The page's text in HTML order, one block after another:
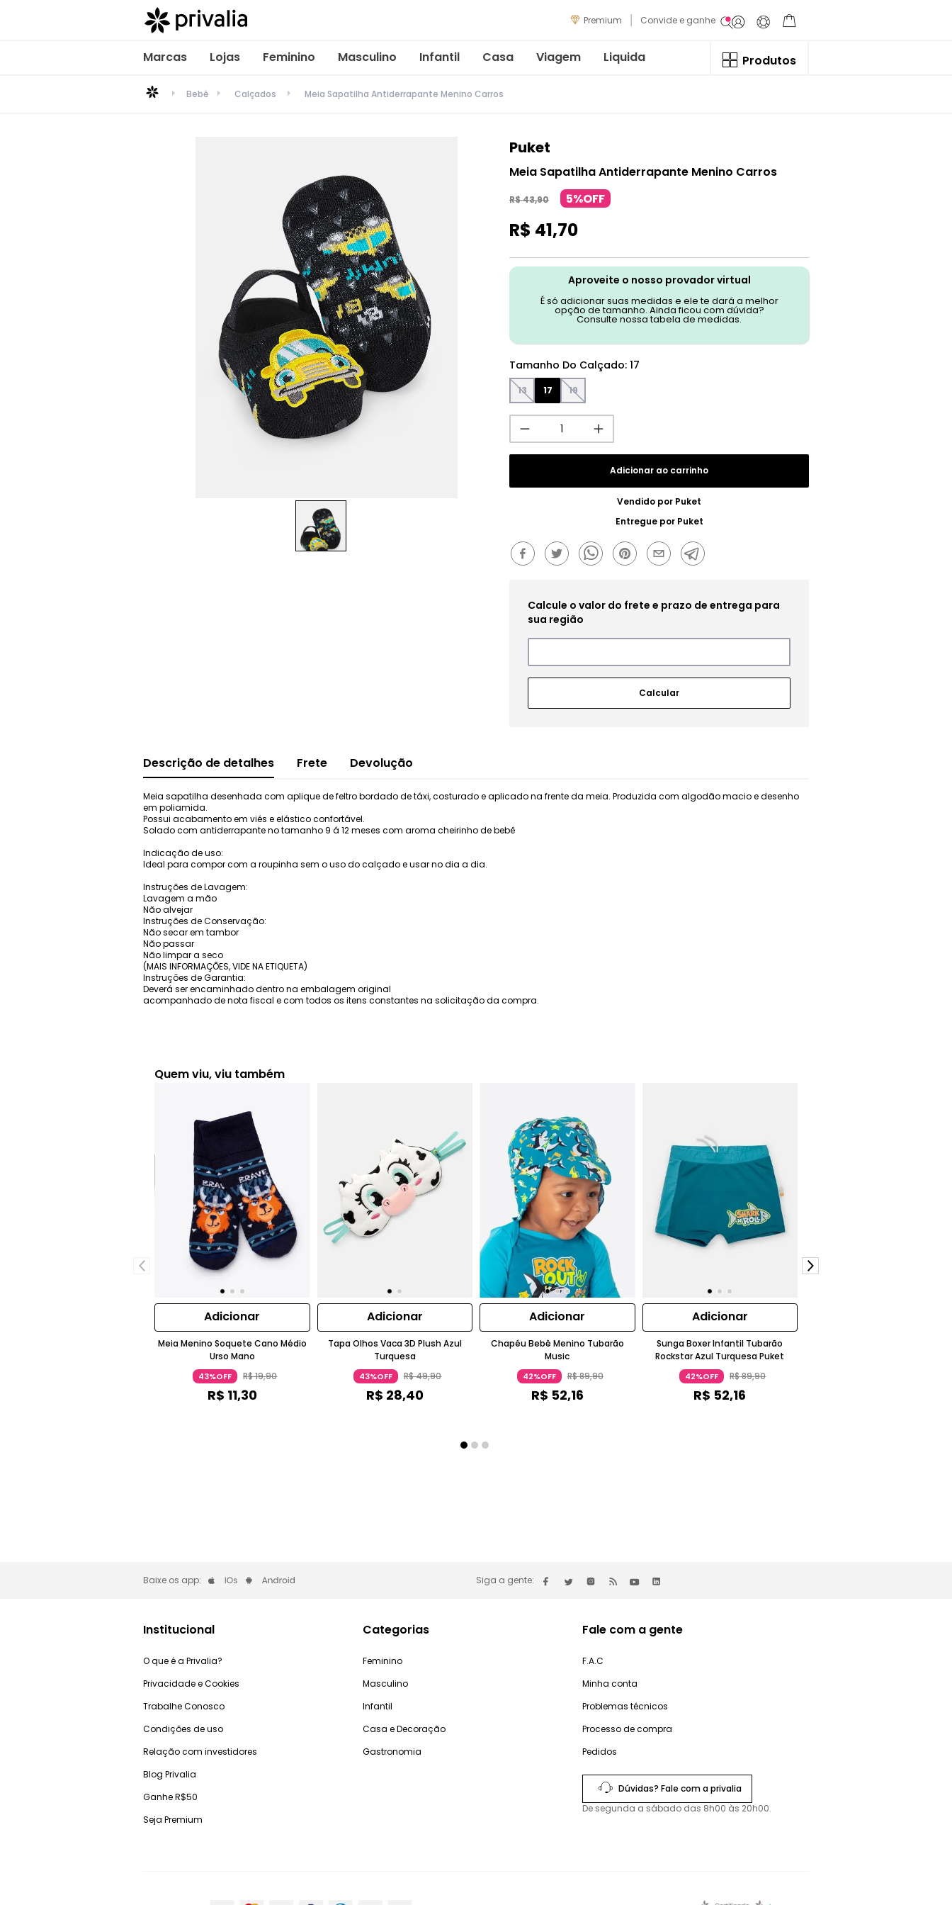
Premium Convide e ganhe
Marcas Lojas Feminino Masculino Infantil Casa Viagem Liquida Produtos
Bebê Calçados Meia Sapatilha Antiderrapante Menino Carros
Puket
Meia Sapatilha Antiderrapante Menino Carros
R$43,90 5%OFF
R$ 41,70
Aproveite o nosso provador virtual
É só adicionar suas medidas e ele te dará a melhor
opção de tamanho. Ainda ficou com dúvida?
Consulte nossa tabela de medidas.
Tamanho Do Calçado: 17
13 17 19
Adicionar ao carrinho
Vendido por Puket
Entregue por Puket
Descrição de detalhes Frete Devolução
Meia sapatilha desenhada com aplique de feltro bordado de táxi, costurado e aplicado na frente da meia. Produzida com algodão macio e desenho
em poliamida.
Possui acabamento em viés e elástico confortável.
Solado com antiderrapante no tamanho 9 á 12 meses com aroma cheirinho de bebê
Indicação de uso:
Ideal para compor com a roupinha sem o uso do calçado e usar no dia a dia.
Instruções de Lavagem:
Lavagem a mão
Não alvejar
Instruções de Conservação:
Não secar em tambor
Não passar
Não limpar a seco
(MAIS INFORMAÇÕES, VIDE NA ETIQUETA)
Instruções de Garantia:
Deverá ser encaminhado dentro na embalagem original
acompanhado de nota fiscal e com todos os itens constantes na solicitação da compra.
Quem viu, viu também
Adicionar
Meia Menino Soquete Cano Médio
Urso Mano
43%OFF R$19,90
R$ 11,30
Adicionar
Tapa Olhos Vaca 3D Plush Azul
Turquesa
43%OFF R$49,90
R$ 28,40
Adicionar
Chapéu Bebê Menino Tubarão
Music
42%OFF R$89,90
R$ 52,16
Adicionar
Sunga Boxer Infantil Tubarão
Rockstar Azul Turquesa Puket
42%OFF R$89,90
R$ 52,16
Baixe os app: Siga a gente:
Institucional
O que é a Privalia?
Privacidade e Cookies
Trabalhe Conosco
Condições de uso
Relação com investidores
Blog Privalia
Ganhe R$50
Seja Premium
Categorias
Feminino
Masculino
Infantil
Casa e Decoração
Gastronomia
Fale com a gente
F.A.C
Minha conta
Problemas técnicos
Processo de compra
Pedidos
Dúvidas? Fale com a privalia
De segunda a sábado das 8h00 às 20h00.